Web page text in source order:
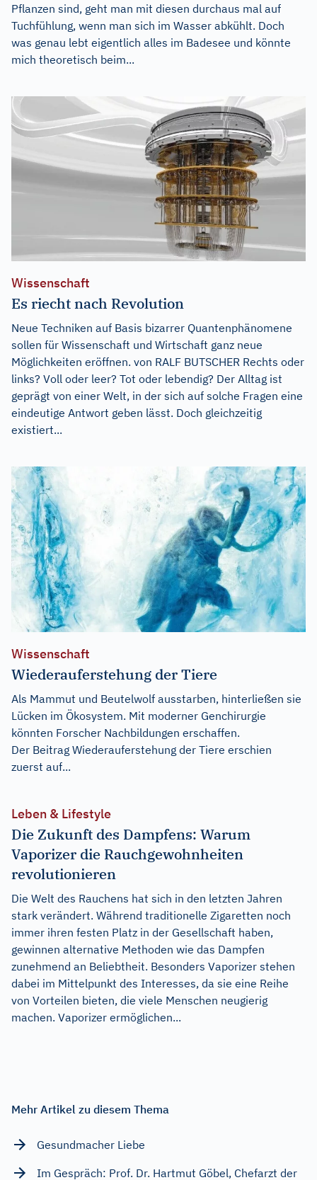
Pflanzen sind, geht man mit diesen durchaus mal auf
Tuchfühlung, wenn man sich im Wasser abkühlt. Doch
was genau lebt eigentlich alles im Badesee und könnte
mich theoretisch beim...
Wissenschaft
Es riecht nach Revolution
Neue Techniken auf Basis bizarrer Quantenphänomene
sollen für Wissenschaft und Wirtschaft ganz neue
Möglichkeiten eröffnen. von RALF BUTSCHER Rechts oder
links? Voll oder leer? Tot oder lebendig? Der Alltag ist
geprägt von einer Welt, in der sich auf solche Fragen eine
eindeutige Antwort geben lässt. Doch gleichzeitig
existiert...
Wissenschaft
Wiederauferstehung der Tiere
Als Mammut und Beutelwolf ausstarben, hinterließen sie
Lücken im Ökosystem. Mit moderner Genchirurgie
könnten Forscher Nachbildungen erschaffen.
Der Beitrag Wiederauferstehung der Tiere erschien
zuerst auf...
Leben & Lifestyle
Die Zukunft des Dampfens: Warum
Vaporizer die Rauchgewohnheiten
revolutionieren
Die Welt des Rauchens hat sich in den letzten Jahren
stark verändert. Während traditionelle Zigaretten noch
immer ihren festen Platz in der Gesellschaft haben,
gewinnen alternative Methoden wie das Dampfen
zunehmend an Beliebtheit. Besonders Vaporizer stehen
dabei im Mittelpunkt des Interesses, da sie eine Reihe
von Vorteilen bieten, die viele Menschen neugierig
machen. Vaporizer ermöglichen...
Mehr Artikel zu diesem Thema
Gesundmacher Liebe
Im Gespräch: Prof. Dr. Hartmut Göbel, Chefarzt der